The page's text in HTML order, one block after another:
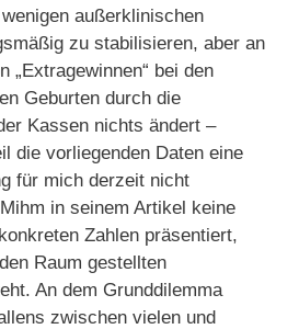
außerklinischen
zu stabilisieren, aber an
„Extragewinnen“ bei den
Geburten durch die
Kassen nichts ändert –
die vorliegenden Daten eine
für mich derzeit nicht
in seinem Artikel keine
Zahlen präsentiert,
Raum gestellten
An dem Grunddilemma
zwischen vielen und